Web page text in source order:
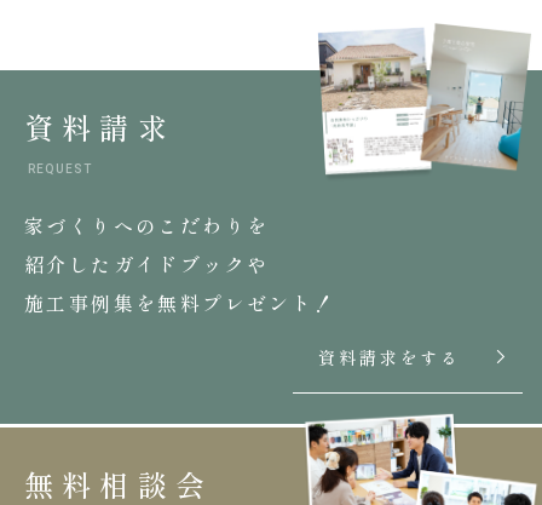
資料請求
REQUEST
家づくりへのこだわりを
紹介したガイドブックや
施工事例集を無料プレゼント！
資料請求をする
無料相談会